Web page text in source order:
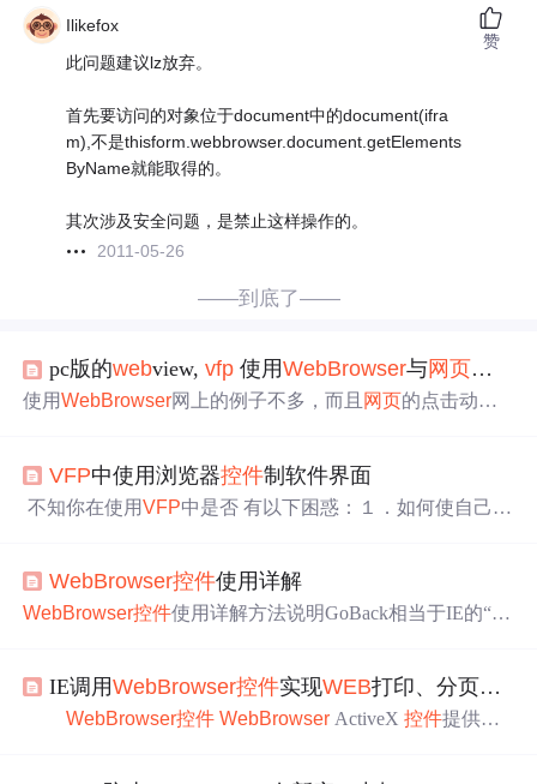
Ilikefox
此问题建议lz放弃。
首先要访问的对象位于document中的document(ifra
m),不是thisform.webbrowser.document.getElements
ByName就能取得的。
其次涉及安全问题，是禁止这样操作的。
2011-05-26
赞
——到底了——
pc版的webview,vfp 使用WebBrowser与网页交互
使用WebBrowser网上的例子不多，而且 网页的点击动
摸索一返，并一一解决。 示例实现 1. 在vfp
在vfp中查找网页相关的相素，并赋值或读取相关属性值 3.
从而触发vfp
VFP中使用浏览器控件制软件界面
不知你在使用VFP中是否 有以下困惑：１．如何使自己 V
的点击事件？５．使用浏览器控件
表单和非模式表单６．如何阻止浏览器控件弹出新窗口？
WebBrowser控件使用详解
WebBrowser控件使用详解方法说明GoBack相当于IE的“后
me相当于IE的“主页”按钮，连接用户默认的主页 GoSearch
相当于IE的“搜索”按钮，连接用户默认的搜索页面 Navigat
IE调用WebBrowser控件实现WEB打印、分页打印、无预览打印
WebBrowser控件 WebBrowser ActiveX控件提供托